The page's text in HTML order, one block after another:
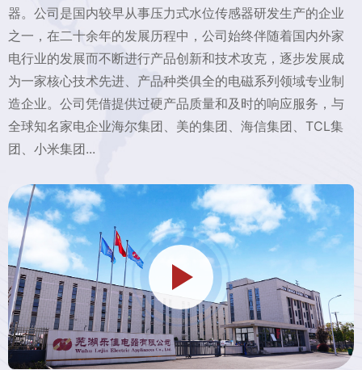
器。公司是国内较早从事压力式水位传感器研发生产的企业
之一，在二十余年的发展历程中，公司始终伴随着国内外家
电行业的发展而不断进行产品创新和技术攻克，逐步发展成
为一家核心技术先进、产品种类俱全的电磁系列领域专业制
造企业。公司凭借提供过硬产品质量和及时的响应服务，与
全球知名家电企业海尔集团、美的集团、海信集团、TCL集
团、小米集团...